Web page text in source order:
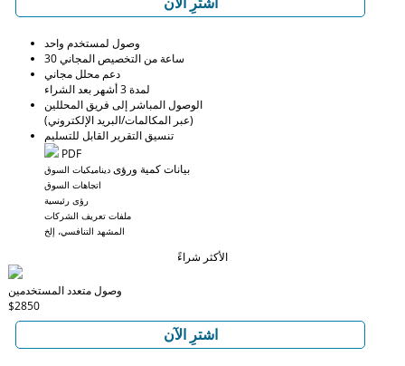
اشترِ الآن
وصول لمستخدم واحد
30 ساعة من التخصيص المجاني
دعم محلل مجاني
لمدة 3 أشهر بعد الشراء
الوصول المباشر إلى فريق المحللين
(عبر المكالمات/البريد الإلكتروني)
تنسيق التقرير القابل للتسليم
PDF
بيانات كمية ورؤى ديناميكيات السوق
اتجاهات السوق
رؤى رئيسية
ملفات تعريف الشركات
المشهد التنافسي، إلخ
الأكثر شراءً
وصول متعدد المستخدمين
$2850
اشترِ الآن